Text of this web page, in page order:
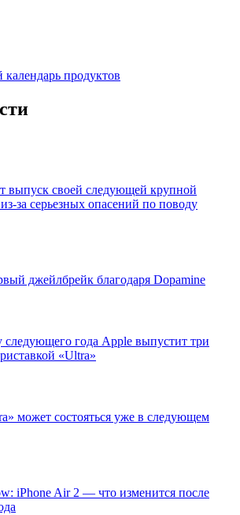
продуктов
выпуск своей следующей крупной
за серьезных опасений по поводу
джейлбрейк благодаря Dopamine
следующего года Apple выпустит три
«Ultra»
может состояться уже в следующем
iPhone Air 2 — что изменится после